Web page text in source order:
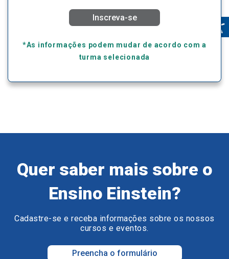
Inscreva-se
*As informações podem mudar de acordo com a
turma selecionada
Quer saber mais sobre o
Ensino Einstein?
Cadastre-se e receba informações sobre os nossos
cursos e eventos.
Preencha o formulário